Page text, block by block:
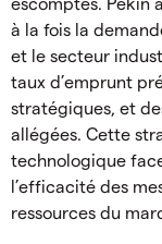
à la fois la
et le secteur
taux d’emprunt
stratégiques, et
allégées. Cette
technologique
l’efficacité des
ressources du